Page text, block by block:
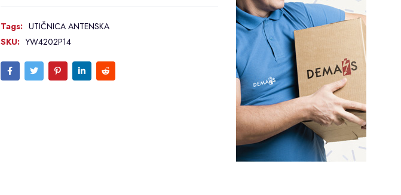
Tags: UTIČNICA ANTENSKA
SKU: YW4202P14